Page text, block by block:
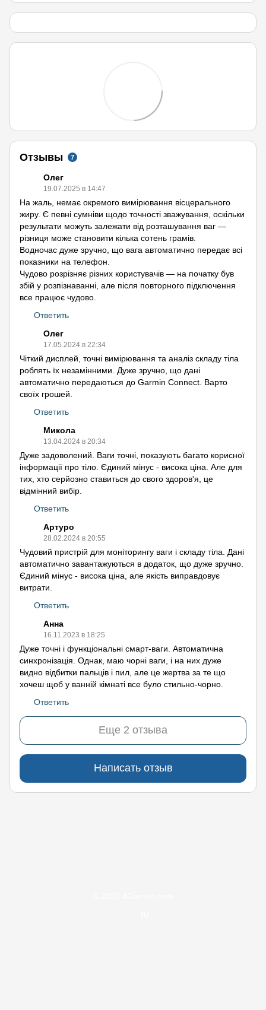
Отзывы 7
Олег
19.07.2025 в 14:47
На жаль, немає окремого вимірювання вісцерального
жиру. Є певні сумніви щодо точності зважування, оскільки
результати можуть залежати від розташування ваг —
різниця може становити кілька сотень грамів.
Водночас дуже зручно, що вага автоматично передає всі
показники на телефон.
Чудово розрізняє різних користувачів — на початку був
збій у розпізнаванні, але після повторного підключення
все працює чудово.
Ответить
Олег
17.05.2024 в 22:34
Чіткий дисплей, точні вимірювання та аналіз складу тіла
роблять їх незамінними. Дуже зручно, що дані
автоматично передаються до Garmin Connect. Варто
своїх грошей.
Ответить
Микола
13.04.2024 в 20:34
Дуже задоволений. Ваги точні, показують багато корисної
інформації про тіло. Єдиний мінус - висока ціна. Але для
тих, хто серйозно ставиться до свого здоров'я, це
відмінний вибір.
Ответить
Артуро
28.02.2024 в 20:55
Чудовий пристрій для моніторингу ваги і складу тіла. Дані
автоматично завантажуються в додаток, що дуже зручно.
Єдиний мінус - висока ціна, але якість виправдовує
витрати.
Ответить
Анна
16.11.2023 в 18:25
Дуже точні і функціональні смарт-ваги. Автоматична
синхронізація. Однак, маю чорні ваги, і на них дуже
видно відбитки пальців і пил, але це жертва за те що
хочеш щоб у ванній кімнаті все було стильно-чорно.
Ответить
Еще 2 отзыва
Написать отзыв